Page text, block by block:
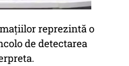
reprezintă o
de detectarea